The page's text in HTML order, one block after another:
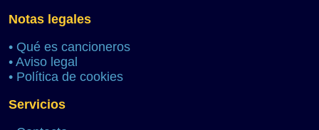
Notas legales
• Qué es cancioneros
• Aviso legal
• Política de cookies
Servicios